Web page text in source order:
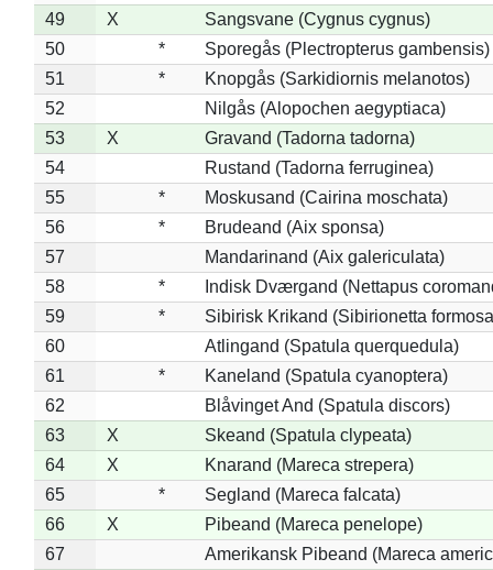
49
X
Sangsvane (Cygnus cygnus)
50
*
Sporegås (Plectropterus gambensis)
51
*
Knopgås (Sarkidiornis melanotos)
52
Nilgås (Alopochen aegyptiaca)
53
X
Gravand (Tadorna tadorna)
54
Rustand (Tadorna ferruginea)
55
*
Moskusand (Cairina moschata)
56
*
Brudeand (Aix sponsa)
57
Mandarinand (Aix galericulata)
58
*
Indisk Dværgand (Nettapus
59
*
Sibirisk Krikand (Sibirionetta
60
Atlingand (Spatula querquedula)
61
*
Kaneland (Spatula cyanoptera)
62
Blåvinget And (Spatula discors)
63
X
Skeand (Spatula clypeata)
64
X
Knarand (Mareca strepera)
65
*
Segland (Mareca falcata)
66
X
Pibeand (Mareca penelope)
67
Amerikansk Pibeand (Mareca